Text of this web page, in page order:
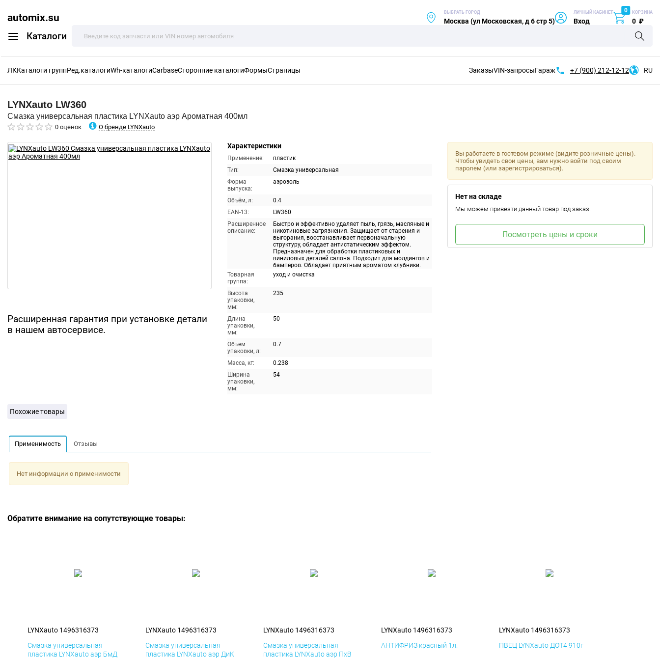
automix.su
Каталоги
ВЫБРАТЬ ГОРОД
Москва (ул Московская, д 6 стр 5)
ЛИЧНЫЙ КАБИНЕТ
Вход
0 КОРЗИНА
0 ₽
ЛККаталоги группРед.каталогиWh-каталогиCarbaseСторонние каталогиФормыСтраницы ЗаказыVIN-запросыГараж +7 (900) 212-12-12 RU
LYNXauto LW360
Смазка универсальная пластика LYNXauto аэр Ароматная 400мл
0 оценок О бренде LYNXauto
Расширенная гарантия при установке детали
в нашем автосервисе.
Характеристики
Применение:
пластик
Тип:
Смазка универсальная
Форма
выпуска:
аэрозоль
Объём, л:
0.4
EAN-13:
LW360
Расширенное
описание:
Быстро и эффективно удаляет пыль, грязь, масляные и
никотиновые загрязнения. Защищает от старения и
выгорания, восстанавливает первоначальную
структуру, обладает антистатическим эффектом.
Предназначен для обработки пластиковых и
виниловых деталей салона. Подходит для молдингов и
бамперов. Обладает приятным ароматом клубники.
Товарная
группа:
уход и очистка
Высота
упаковки,
мм:
235
Длина
упаковки,
мм:
50
Объем
упаковки, л:
0.7
Масса, кг:
0.238
Ширина
упаковки,
мм:
54
Вы работаете в гостевом режиме (видите розничные цены).
Чтобы увидеть свои цены, вам нужно войти под своим
паролем (или зарегистрироваться).
Нет на складе
Мы можем привезти данный товар под заказ.
Посмотреть цены и сроки
Похожие товары
Применимость Отзывы
Нет информации о применимости
Обратите внимание на сопутствующие товары:
LYNXauto 1496316373
Смазка универсальная
пластика LYNXauto аэр БмД
LYNXauto 1496316373
Смазка универсальная
пластика LYNXauto аэр ДиК
LYNXauto 1496316373
Смазка универсальная
пластика LYNXauto аэр ПхВ
LYNXauto 1496316373
АНТИФРИЗ красный 1л.
LYNXauto 1496316373
ПВЕЦ LYNXauto ДОТ4 910г